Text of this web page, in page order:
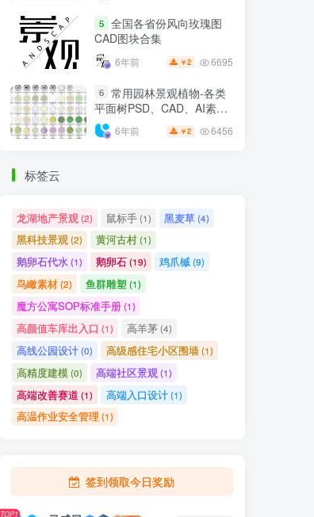
5 全国各省份风向玫瑰图
CAD图块合集
6年前 ￥2 6695
6 常用园林景观植物-各类
平面树PSD、CAD、AI素材
线稿
6年前 ￥2 6456
标签云
龙湖地产景观 (2) 鼠标手(1) 黑麦草(4)
黑科技景观(2) 黄河古村(1)
鹅卵石代水(1) 鹅卵石(19) 鸡爪槭(9)
鸟瞰素材(2) 鱼群雕塑 (1)
魔方公寓SOP标准手册(1)
高颜值车库出入口 (1) 高羊茅(4)
高线公园设计(0) 高级感住宅小区围墙(1)
高精度建模(0) 高端社区景观 (1)
高端改善赛道 (1) 高端入口设计(1)
高温作业安全管理 (1)
签到领取今日奖励
TOP1